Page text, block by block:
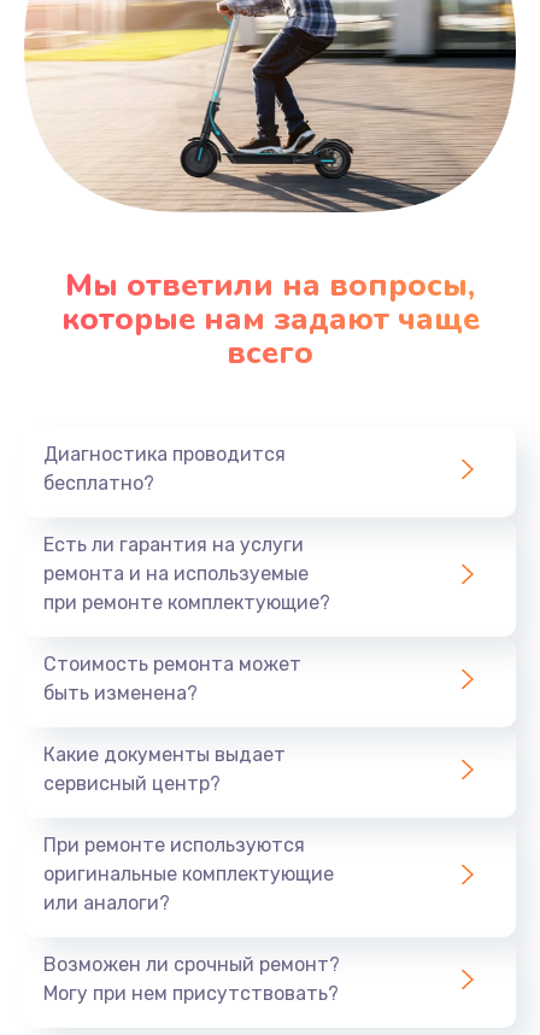
Мы ответили на вопросы,
которые нам задают чаще
всего
Диагностика проводится
бесплатно?
Есть ли гарантия на услуги
ремонта и на используемые
при ремонте комплектующие?
Стоимость ремонта может
быть изменена?
Какие документы выдает
сервисный центр?
При ремонте используются
оригинальные комплектующие
или аналоги?
Возможен ли срочный ремонт?
Могу при нем присутствовать?